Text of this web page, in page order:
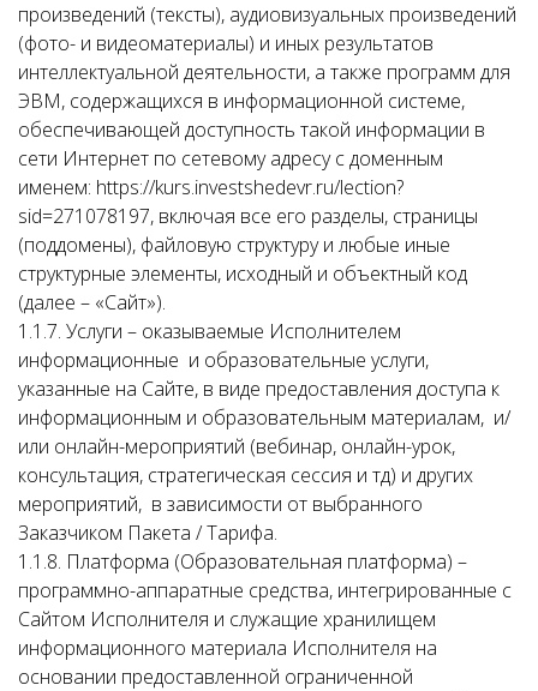
произведений (тексты), аудиовизуальных произведений
(фото- и видеоматериалы) и иных результатов
интеллектуальной деятельности, а также программ для
ЭВМ, содержащихся в информационной системе,
обеспечивающей доступность такой информации в
сети Интернет по сетевому адресу с доменным
именем: https://kurs.investshedevr.ru/lection?
sid=271078197, включая все его разделы, страницы
(поддомены), файловую структуру и любые иные
структурные элементы, исходный и объектный код
(далее – «Сайт»).
1.1.7. Услуги – оказываемые Исполнителем
информационные и образовательные услуги,
указанные на Сайте, в виде предоставления доступа к
информационным и образовательным материалам, и/
или онлайн-мероприятий (вебинар, онлайн-урок,
консультация, стратегическая сессия и тд) и других
мероприятий, в зависимости от выбранного
Заказчиком Пакета / Тарифа.
1.1.8. Платформа (Образовательная платформа) –
программно-аппаратные средства, интегрированные с
Сайтом Исполнителя и служащие хранилищем
информационного материала Исполнителя на
основании предоставленной ограниченной